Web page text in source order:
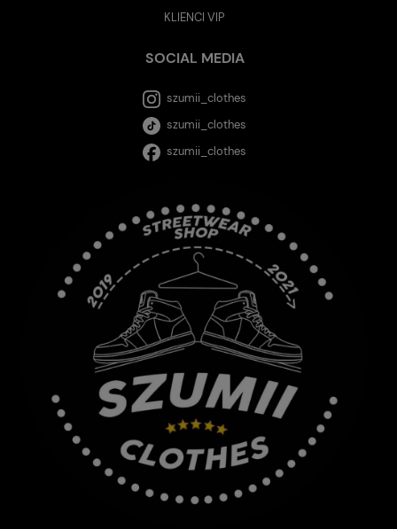
KLIENCI VIP
SOCIAL MEDIA
szumii_clothes
szumii_clothes
szumii_clothes